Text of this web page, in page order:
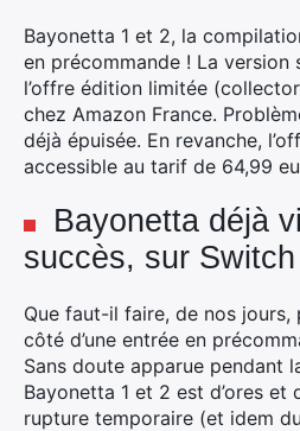
Bayonetta 1 et 2, la
en précommande ! La version
l’offre édition limitée
chez Amazon France.
déjà épuisée. En revanche,
accessible au tarif de 64,99
Bayonetta déjà
succès, sur Switch
Que faut-il faire, de nos jours,
côté d’une entrée en
Sans doute apparue pendant
Bayonetta 1 et 2 est d’ores et
rupture temporaire (et idem